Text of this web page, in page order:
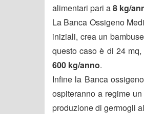
alimentari pari a8 kg/
La Banca Ossigeno
iniziali, crea un
questo caso è di 24
600 kg/anno.
Infine la Banca
ospiteranno a regime
produzione di germogli